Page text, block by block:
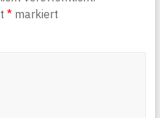
*markiert